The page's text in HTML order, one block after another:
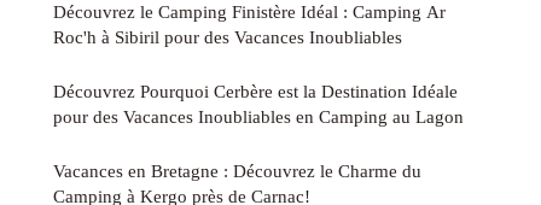
Découvrez le Camping Finistère Idéal : Camping Ar
Roc'h à Sibiril pour des Vacances Inoubliables
Découvrez Pourquoi Cerbère est la Destination Idéale
pour des Vacances Inoubliables en Camping au Lagon
Vacances en Bretagne : Découvrez le Charme du
Camping à Kergo près de Carnac!